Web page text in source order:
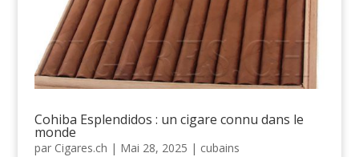
Cohiba Esplendidos : un cigare connu dans le
monde
par Cigares.ch | Mai 28, 2025 | cubains